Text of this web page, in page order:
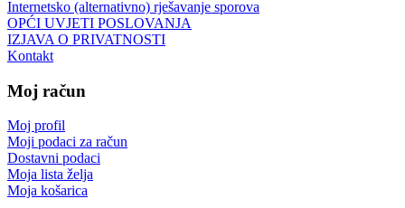
Internetsko (alternativno) rješavanje sporova
OPĆI UVJETI POSLOVANJA
IZJAVA O PRIVATNOSTI
Kontakt
Moj račun
Moj profil
Moji podaci za račun
Dostavni podaci
Moja lista želja
Moja košarica